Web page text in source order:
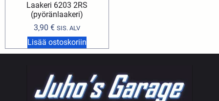
Laakeri 6203 2RS
(pyöränlaakeri)
3,90 € SIS. ALV
Lisää ostoskoriin